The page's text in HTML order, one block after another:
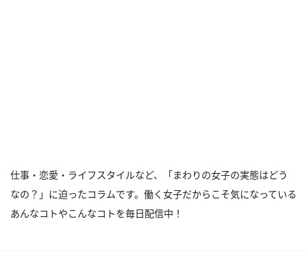
仕事・恋愛・ライフスタイルなど、「まわりの女子の実態はどう
なの？」に迫ったコラムです。働く女子だからこそ気になっている
あんなコトやこんなコトを毎日配信中！